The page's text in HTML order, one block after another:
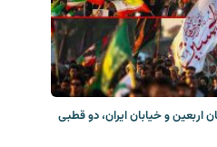
اربعین و خیابان ایران، دو قطبی